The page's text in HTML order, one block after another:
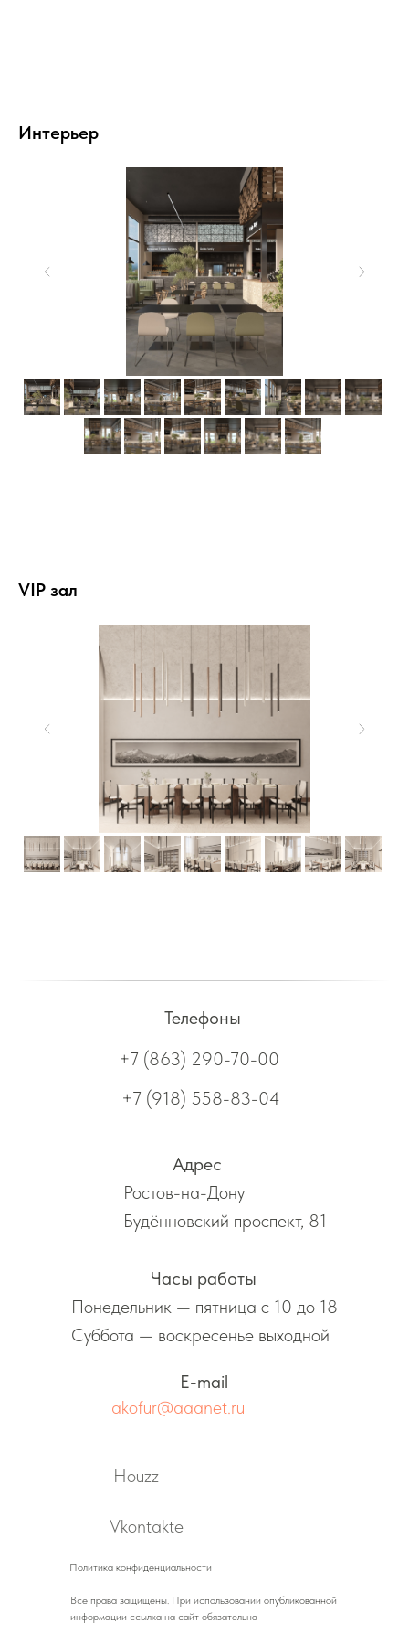
Интерьер
VIP зал
Houzz
+7 (863) 290-70-00
akofur@aaanet.ru
Ростов-на-Дону
Будённовский проспект, 81
Понедельник — пятница с 10 до 18
Суббота — воскресенье выходной
Телефоны
E-mail
Адрес
Часы работы
Vkontakte
+7 (918) 558-83-04
Политика конфиденциальности
Все права защищены. При использовании опубликованной
информации ссылка на сайт обязательна